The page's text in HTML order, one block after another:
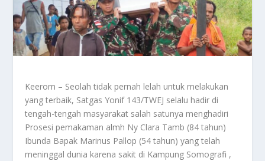
Keerom – Seolah tidak pernah lelah untuk melakukan
yang terbaik, Satgas Yonif 143/TWEJ selalu hadir di
tengah-tengah masyarakat salah satunya menghadiri
Prosesi pemakaman almh Ny Clara Tamb (84 tahun)
Ibunda Bapak Marinus Pallop (54 tahun) yang telah
meninggal dunia karena sakit di Kampung Somografi ,